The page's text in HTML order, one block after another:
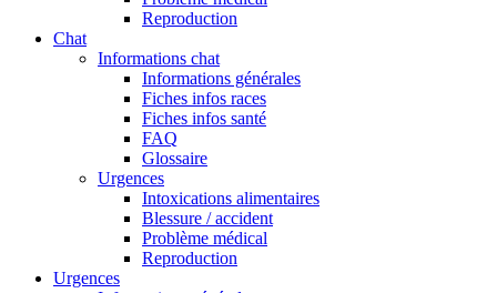
Reproduction
Chat
Informations chat
Informations générales
Fiches infos races
Fiches infos santé
FAQ
Glossaire
Urgences
Intoxications alimentaires
Blessure / accident
Problème médical
Reproduction
Urgences